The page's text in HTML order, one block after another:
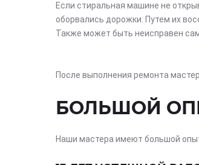
Если стиральная машине не
оборвались дорожки. Путем их
Также может быть неисправен
После выполнения ремонта
БОЛЬШОЙ
Наши мастера имеют большой